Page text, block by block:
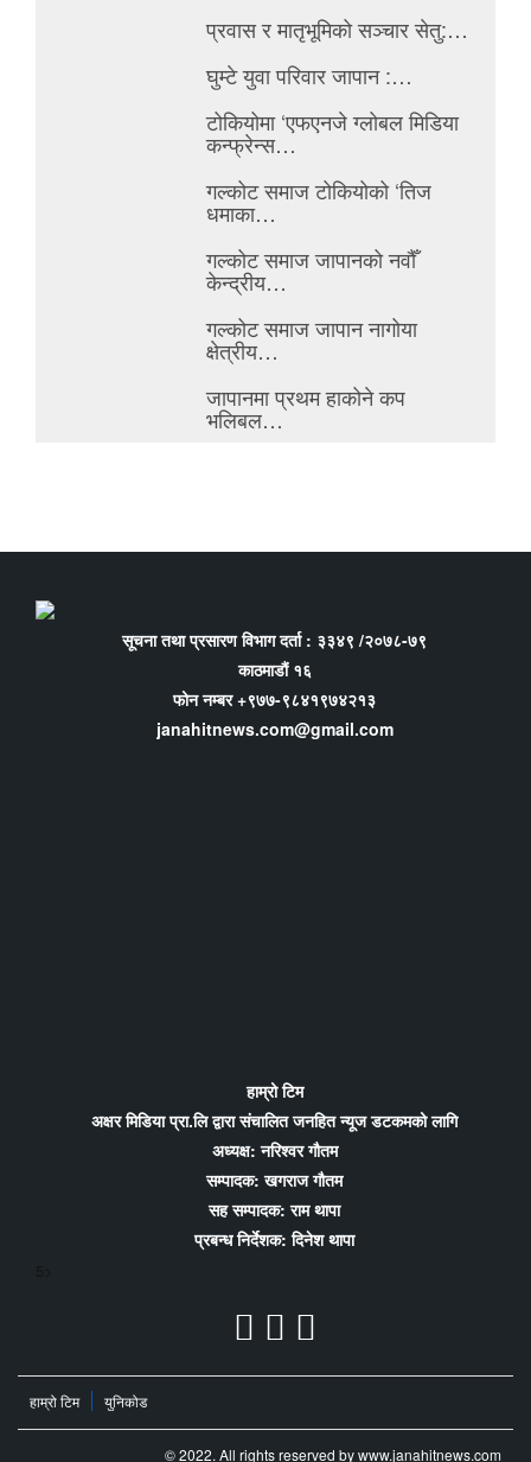
प्रवास र मातृभूमिको सञ्चार सेतु:…
घुम्टे युवा परिवार जापान :…
टोकियोमा ‘एफएनजे ग्लोबल मिडिया
कन्फ्रेन्स…
गल्कोट समाज टोकियोको ‘तिज
धमाका…
गल्कोट समाज जापानको नवौँ
केन्द्रीय…
गल्कोट समाज जापान नागोया
क्षेत्रीय…
जापानमा प्रथम हाकोने कप
भलिबल…
सूचना तथा प्रसारण विभाग दर्ता : ३३४९ /२०७८-७९
काठमाडौं १६
फोन नम्बर +९७७-९८४१९७४२१३
janahitnews.com@gmail.com
हाम्रो टिम
अक्षर मिडिया प्रा.लि द्वारा संचालित जनहित न्यूज डटकमको लागि
अध्यक्ष: नरिश्वर गौतम
सम्पादक: खगराज गौतम
सह सम्पादक: राम थापा
प्रबन्ध निर्देशक: दिनेश थापा
हाम्रो टिम युनिकोड
© 2022. All rights reserved by www.janahitnews.com